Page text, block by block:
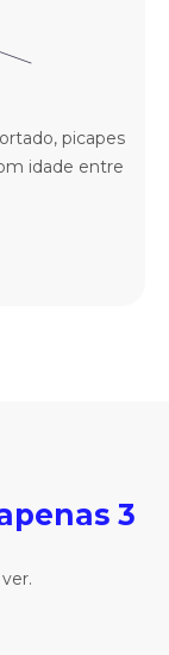
picapes
idade entre
3